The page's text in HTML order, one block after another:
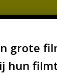
grote
hun